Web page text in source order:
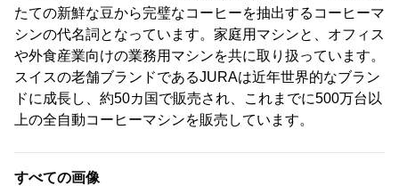
たての新鮮な豆から完璧なコーヒーを抽出するコーヒーマ
シンの代名詞となっています。家庭用マシンと、オフィス
や外食産業向けの業務用マシンを共に取り扱っています。
スイスの老舗ブランドであるJURAは近年世界的なブラン
ドに成長し、約50カ国で販売され、これまでに500万台以
上の全自動コーヒーマシンを販売しています。
すべての画像